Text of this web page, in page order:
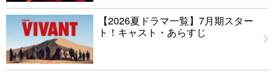
【2026夏ドラマ一覧】7月期スター
ト！キャスト・あらすじ